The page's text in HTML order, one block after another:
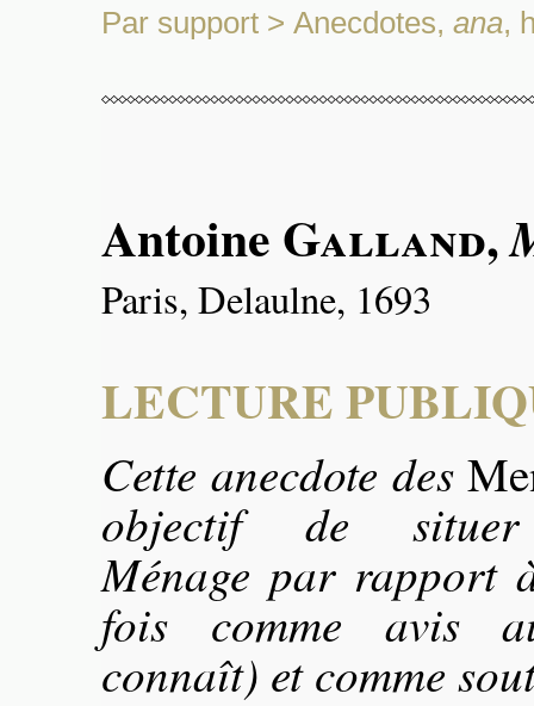
Par support > Anecdotes, ana,
AntoineGalland,
Paris, Delaulne, 1693
LECTURE
Cette anecdote des
objectif de situer
Ménage par rapport
fois comme avis
connaît) et comme